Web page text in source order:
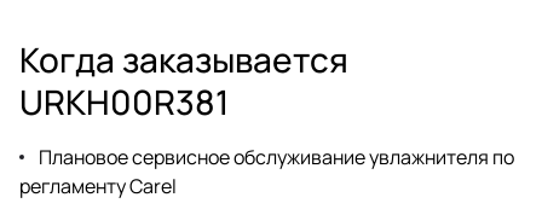
Когда заказывается
URKH00R381
Плановое сервисное обслуживание увлажнителя по
регламенту Carel